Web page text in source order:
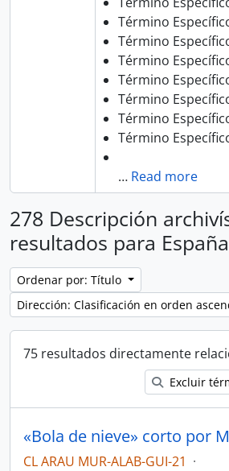
Término
Término
Término
Término
Término
Término
Término
… Read more
278 Descripción
resultados para España
Ordenar por: Título
Dirección: Clasificación en orden
75 resultados directamente
Excluir
CL ARAU MUR-ALAB-GUI-21 ·